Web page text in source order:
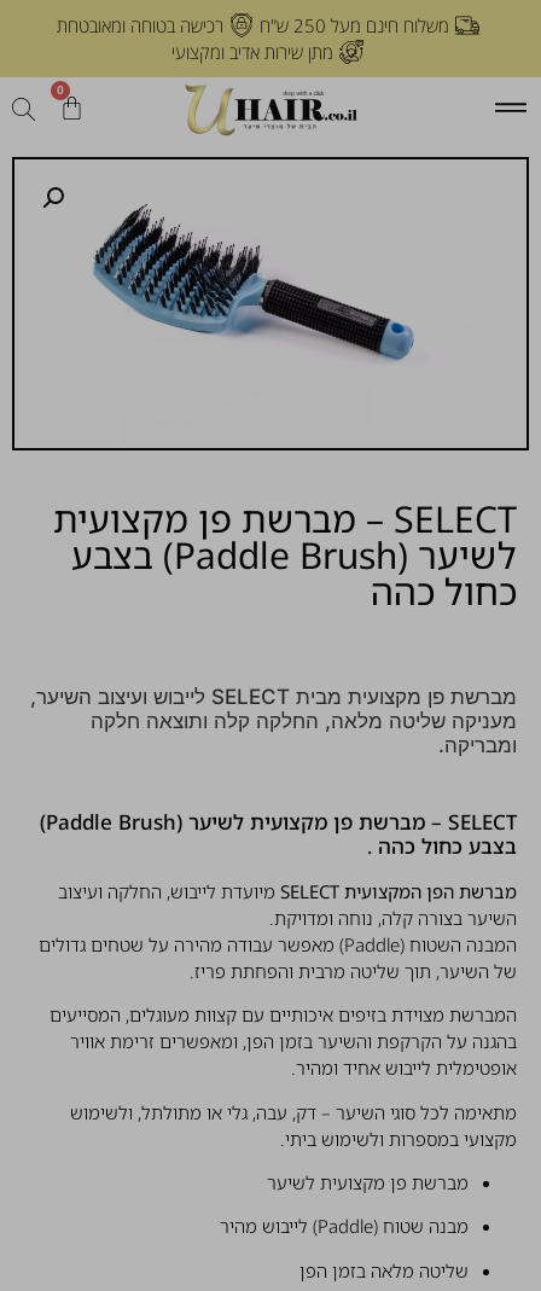
משלוח חינם מעל 250 ש"ח
רכישה בטוחה ומאובטחת
מתן שירות אדיב ומקצועי
0
SELECT – מברשת פן מקצועית
לשיער (Paddle Brush) בצבע
כחול כהה
מברשת פן מקצועית מבית SELECT לייבוש ועיצוב השיער,
מעניקה שליטה מלאה, החלקה קלה ותוצאה חלקה
ומבריקה.
SELECT – מברשת פן מקצועית לשיער (Paddle Brush)
בצבע כחול כהה .
מברשת הפן המקצועית SELECT
מיועדת לייבוש, החלקה ועיצוב
השיער בצורה קלה, נוחה ומדויקת.
המבנה השטוח (Paddle) מאפשר עבודה מהירה על שטחים גדולים
של השיער, תוך שליטה מרבית והפחתת פריז.
המברשת מצוידת בזיפים איכותיים עם קצוות מעוגלים, המסייעים
בהגנה על הקרקפת והשיער בזמן הפן, ומאפשרים זרימת אוויר
אופטימלית לייבוש אחיד ומהיר.
מתאימה לכל סוגי השיער – דק, עבה, גלי או מתולתל, ולשימוש
מקצועי במספרות ולשימוש ביתי.
מברשת פן מקצועית לשיער
מבנה שטוח (Paddle) לייבוש מהיר
שליטה מלאה בזמן הפן